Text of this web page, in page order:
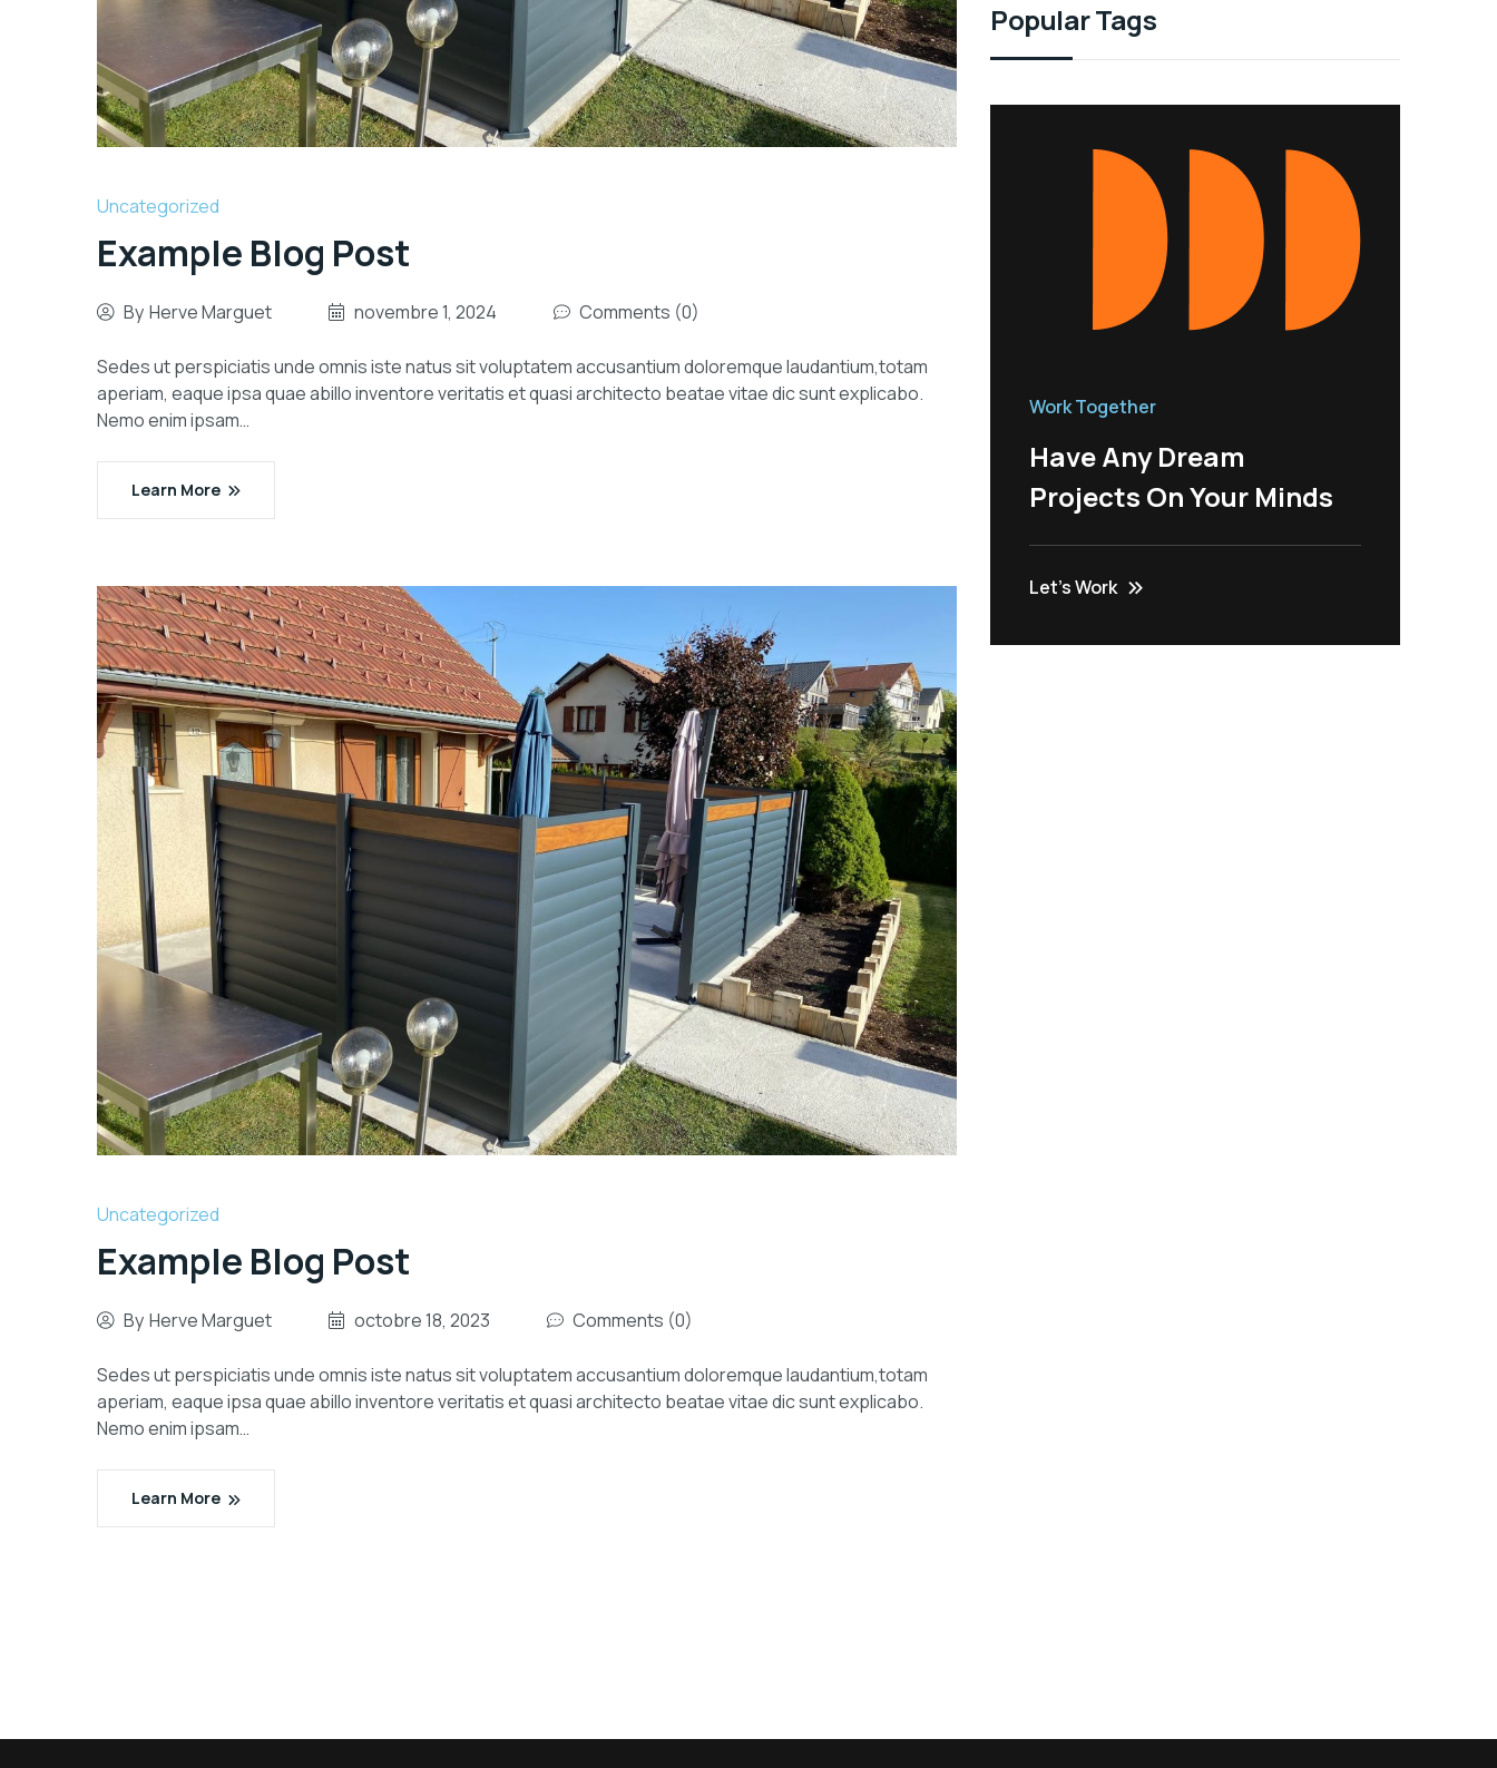
Uncategorized
Example Blog Post
By Herve Marguet novembre 1, 2024 Comments (0)
Sedes ut perspiciatis unde omnis iste natus sit voluptatem accusantium doloremque laudantium,totam
aperiam, eaque ipsa quae abillo inventore veritatis et quasi architecto beatae vitae dic sunt explicabo.
Nemo enim ipsam…
Learn More
Uncategorized
Example Blog Post
By Herve Marguet octobre 18, 2023 Comments (0)
Sedes ut perspiciatis unde omnis iste natus sit voluptatem accusantium doloremque laudantium,totam
aperiam, eaque ipsa quae abillo inventore veritatis et quasi architecto beatae vitae dic sunt explicabo.
Nemo enim ipsam…
Learn More
Popular Tags
Work Together
Have Any Dream
Projects On Your Minds
Let’s Work